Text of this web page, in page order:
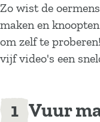
Zo wist de
maken en
om zelf te
vijf video's een
Vuur